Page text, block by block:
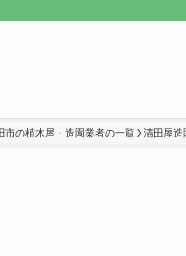
市の植木屋・造園業者の一覧 清田屋造